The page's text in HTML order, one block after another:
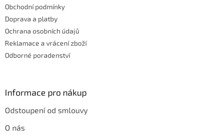
Obchodní podmínky
Doprava a platby
Ochrana osobních údajů
Reklamace a vrácení zboží
Odborné poradenství
Informace pro nákup
Odstoupení od smlouvy
O nás